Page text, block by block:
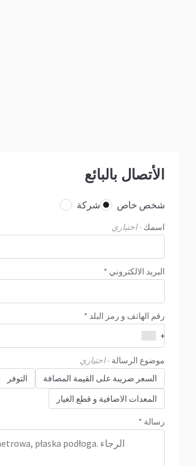
الأتصال بالبائع
شخص خاص شركة
اسمك - اختياري
البريد الالكتروني *
رقم الهاتف و رمز البلد *
+
موضوع الرسالة - اختياري
السعر ضريبة على القيمة المصافة التوفر
المعدات الاضافية و قطع الغيار
رسالة *